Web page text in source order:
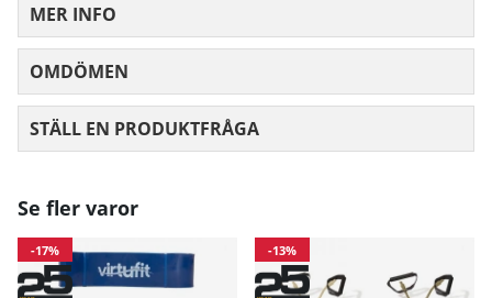
MER INFO
OMDÖMEN
STÄLL EN PRODUKTFRÅGA
Se fler varor
-17% -13%